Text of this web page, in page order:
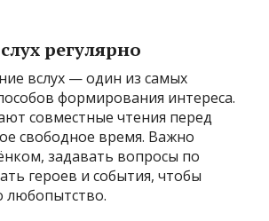
регулярно
вслух — один из самых
формирования интереса.
совместные чтения перед
свободное время. Важно
задавать вопросы по
героев и события, чтобы
любопытство.